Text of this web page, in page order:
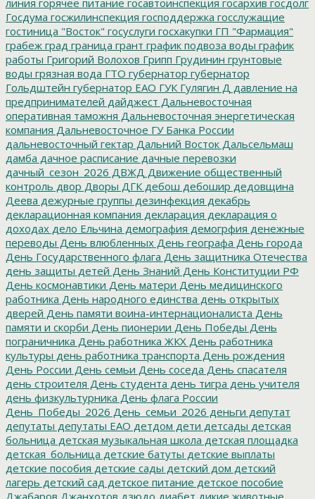
линия горячее питание госавтоинспекция госархив госдолг
Госдума госжилинспекция господдержка госслужащие
гостиница "Восток" госуслуги госхакупки ГП "Фармация"
грабеж град граница грант график подвоза воды график
работы Григорий Волохов Грипп Грудинин грунтовые
воды грязная вода ГТО губернатор губернатор
Гольдштейн губернатор ЕАО ГУКГулягин Д давление на
предпринимателей дайджест Дальневосточная
оперативная таможня Дальневосточная энергетическая
компания Дальневосточное ГУ Банка России
дальневосточный гектар Дальний Восток Дальсельмаш
дамба дачное расписание дачные перевозки
дачный_сезон_2026 ДВЖД Движение общественный
контроль двор Дворы ДГКдебош дебошир дедовщина
Деева дежурные группы дезинфекция декабрь
декларационная компания декларация декларация о
доходах дело Ельчина демография демогрфия денежные
переводы День влюбленных День географа День города
День Государственного флага День защитника Отечества
день защиты детей День Знаний День Конституции РФ
День космонавтики День матери День медицинского
работника День народного единства день открытых
дверей День памяти воина-интернационалиста День
памяти и скорби День пионерии День Победы День
пограничника День работника ЖКХ День работника
культуры день работника транспорта День рождения
День России День семьи День соседа День спасателя
день строителя День студента день тигра день учителя
день физкультурника День флага России
День_Победы_2026 День_семьи_2026 деньги депутат
депутаты депутаты ЕАО детдом дети детсады детская
больница детская музыкальная школа детская площадка
детская_больница детские батуты детские выплаты
детские пособия детские сады детский дом детский
лагерь детский сад детское питание детское пособие